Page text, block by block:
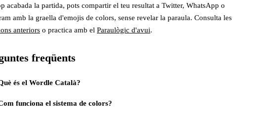
acabada la partida, pots compartir el teu resultat a Twitter, WhatsApp o
amb la graella d'emojis de colors, sense revelar la paraula. Consulta les
anteriors o practica amb el Paraulògic d'avui.
freqüents
és el Wordle Català?
funciona el sistema de colors?